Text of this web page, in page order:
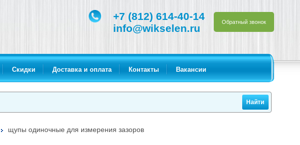
+7 (812) 614-40-14
info@wikselen.ru
Обратный звонок
Скидки Доставка и оплата Контакты Вакансии
щупы одиночные для измерения зазоров